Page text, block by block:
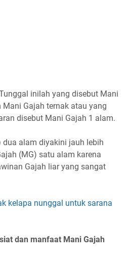
inilah yang disebut Mani
Gajah ternak atau yang
disebut Mani Gajah 1 alam.
dua alam diyakini jauh lebih
(MG) satu alam karena
Gajah liar yang sangat
kelapa nunggal untuk sarana
dan manfaat Mani Gajah